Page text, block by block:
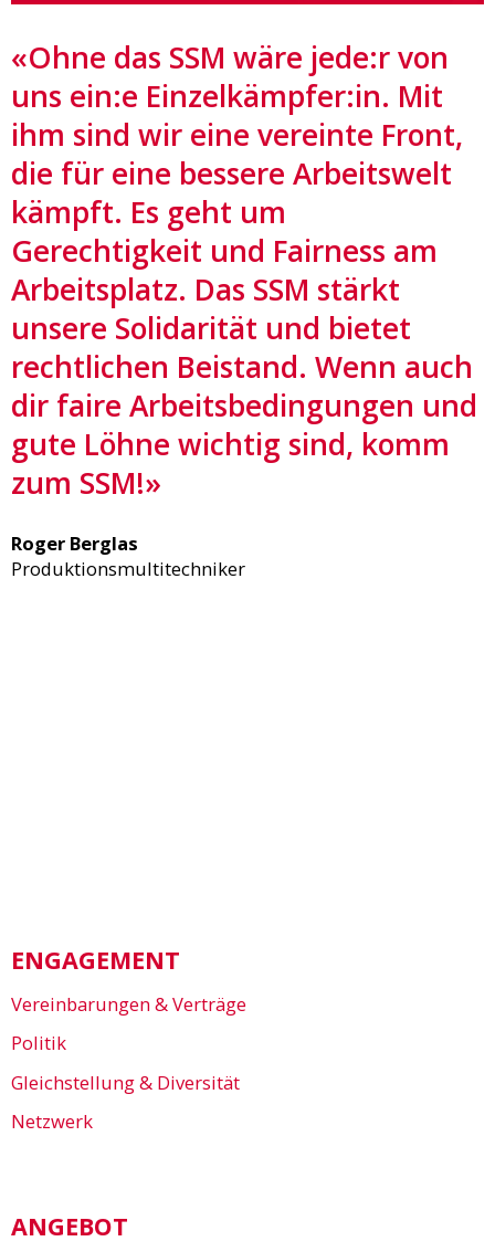
«Ohne das SSM wäre jede:r von
uns ein:e Einzelkämpfer:in. Mit
ihm sind wir eine vereinte Front,
die für eine bessere Arbeitswelt
kämpft. Es geht um
Gerechtigkeit und Fairness am
Arbeitsplatz. Das SSM stärkt
unsere Solidarität und bietet
rechtlichen Beistand. Wenn auch
dir faire Arbeitsbedingungen und
gute Löhne wichtig sind, komm
zum SSM!»
Roger Berglas
Produktionsmultitechniker
ENGAGEMENT
Vereinbarungen & Verträge
Politik
Gleichstellung & Diversität
Netzwerk
ANGEBOT